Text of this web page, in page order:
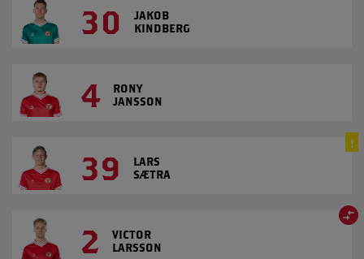
30
JAKOB
KINDBERG
4
RONY
JANSSON
39
LARS
SÆTRA
!
2
VICTOR
LARSSON